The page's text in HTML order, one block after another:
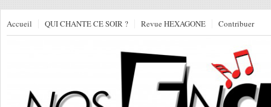
Accueil QUI CHANTE CE SOIR ? Revue HEXAGONE Contribuer